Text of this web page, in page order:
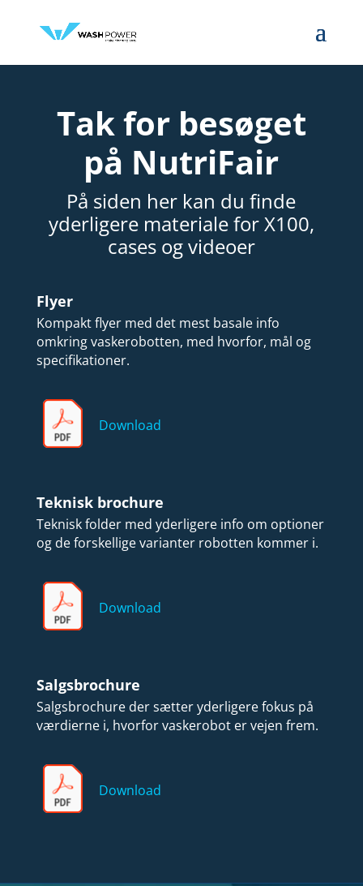
Tak for besøget
på NutriFair
På siden her kan du finde
yderligere materiale for X100,
cases og videoer
Flyer
Kompakt flyer med det mest basale info
omkring vaskerobotten, med hvorfor, mål og
specifikationer.
Download
Teknisk brochure
Teknisk folder med yderligere info om optioner
og de forskellige varianter robotten kommer i.
Download
Salgsbrochure
Salgsbrochure der sætter yderligere fokus på
værdierne i, hvorfor vaskerobot er vejen frem.
Download